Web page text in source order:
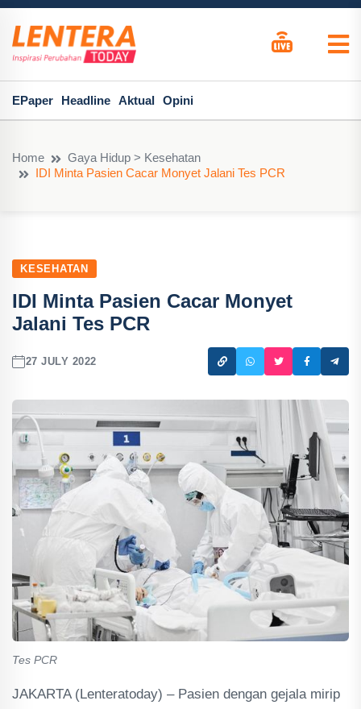
EPaper Headline Aktual Opini
Home
Gaya Hidup > Kesehatan
IDI Minta Pasien Cacar Monyet Jalani Tes PCR
KESEHATAN
IDI Minta Pasien Cacar Monyet
Jalani Tes PCR
27 JULY 2022
Tes PCR
JAKARTA (Lenteratoday) – Pasien dengan gejala mirip